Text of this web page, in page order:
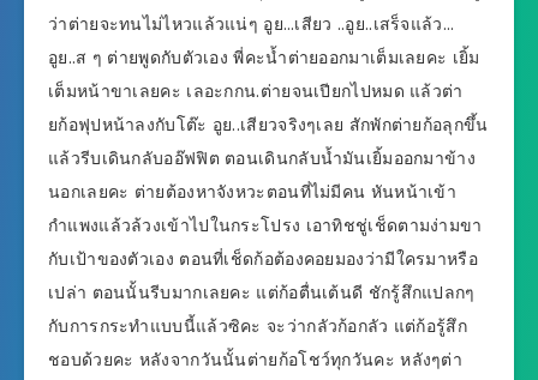
ว่าต่ายจะทนไม่ไหวแล้วแน่ๆ อูย…เสียว ..อูย..เสร็จแล้ว…
อูย..ส ๆ ต่ายพูดกับตัวเอง พี่คะน้ำต่ายออกมาเต็มเลยคะ เยิ้ม
เต็มหน้าขาเลยคะ เลอะกกน.ต่ายจนเปียกไปหมด แล้วต่า
ยก้อฟุปหน้าลงกับโต๊ะ อูย..เสียวจริงๆเลย สักพักต่ายก้อลุกขึ้น
แล้วรีบเดินกลับออ๊ฟฟิต ตอนเดินกลับน้ำมันเยิ้มออกมาข้าง
นอกเลยคะ ต่ายต้องหาจังหวะตอนที่ไม่มีคน หันหน้าเข้า
กำแพงแล้วล้วงเข้าไปในกระโปรง เอาทิชชู่เช็ดตามง่ามขา
กับเป้าของตัวเอง ตอนที่เช็ดก้อต้องคอยมองว่ามีใครมาหรือ
เปล่า ตอนนั้นรีบมากเลยคะ แต่ก้อตื่นเต้นดี ชักรู้สึกแปลกๆ
กับการกระทำแบบนี้แล้วซิคะ จะว่ากลัวก้อกลัว แต่ก้อรู้สึก
ชอบด้วยคะ หลังจากวันนั้นต่ายก้อโชว์ทุกวันคะ หลังๆต่า